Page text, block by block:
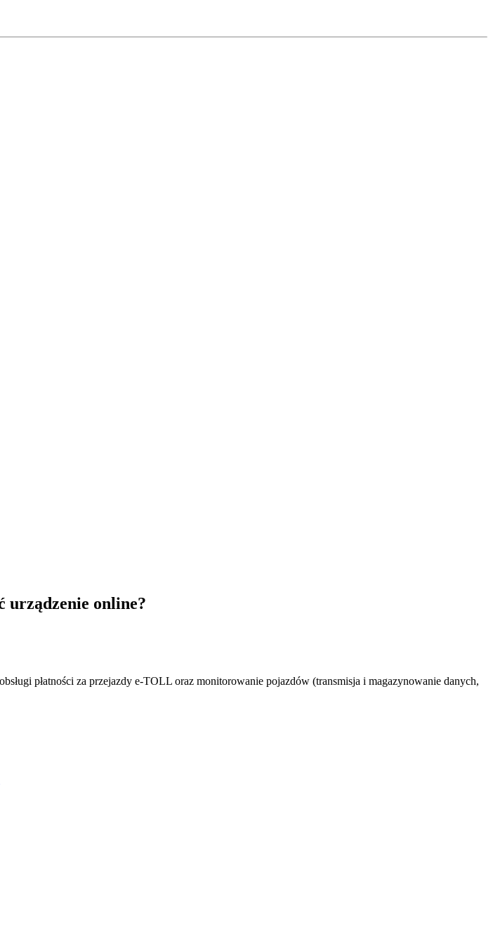
urządzenie online?
płatności za przejazdy e-TOLL oraz monitorowanie pojazdów (transmisja i magazynowanie danych,